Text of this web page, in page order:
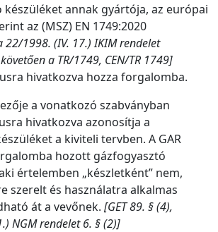
készüléket annak gyártója, az európai
az (MSZ) EN 1749:2020
22/1998. (IV. 17.) IKIM rendelet
a TR/1749, CEN/TR 1749]
hivatkozva hozza forgalomba.
a vonatkozó szabványban
hivatkozva azonosítja a
a kiviteli tervben. A GAR
hozott gázfogyasztó
értelemben „készletként” nem,
szerelt és használatra alkalmas
át a vevőnek. [GET 89. § (4),
NGM rendelet 6. § (2)]